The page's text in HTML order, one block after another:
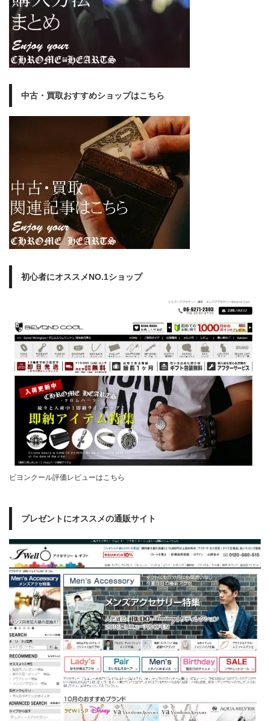
中古・買取おすすめショップはこちら
初心者にオススメNO.1ショップ
ビヨンクール評価レビューはこちら
プレゼントにオススメの通販サイト